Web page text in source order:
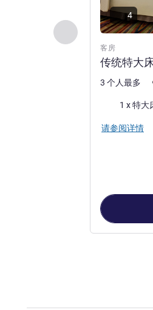
上一个 - 客房
客房
传统特大
4
3 个人最多
床上用品1 x 特大
请参阅详情